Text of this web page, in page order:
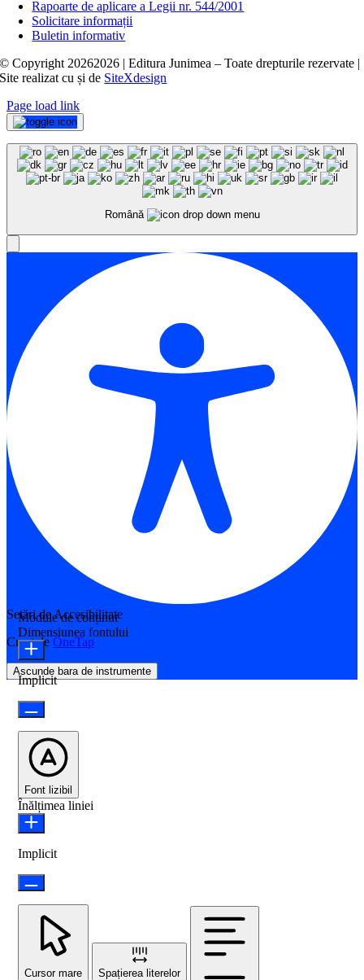
Rapoarte de aplicare a Legii nr. 544/2001
Solicitare informații
Buletin informativ
© Copyright 20262026 | Editura Junimea – Toate drepturile rezervate |
Site realizat cușide SiteXdesign
Page load link
Română
Setări de Accesibilitate
Creat de OneTap
Ascunde bara de instrumente
Module de conținut
Dimensiunea fontului
Implicit
Font lizibil
Înălțimea liniei
Implicit
Cursor mare Spațierea literelor